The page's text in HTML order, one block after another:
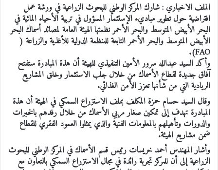
الملف الاخباري : شارك المركز الوطني للبحوث الزراعية في ورشة عمل
افتراضية حول تطوير مباديء الإستثمار المسؤول في تربية الأحياء المائية في
البحر الأبيض المتوسط والبحر الأحمر نظمتها الهيئة العامة لمصائد أسماك البحر
الأبيض المتوسط والبحر الأحمر التابعة للمنظمة الدولية للأغذية والزراعة (
FAO).
وأكد السيد عبدالله سرور الأمين التنفيذي للهيئة أن هذة المبادرة ستفتح
آفاق جديدة لقطاع الأسماك من خلال جلب الاستثمار وخلق المشاريع
الريادية التي من شأنها تعزز الأمن الغذائي.
وقال السيد حسام حمزة المكلف بملف الاستزراع السمكي في الهيئة أن هذة
المبادرة تهدف إلى تمكين صغار مربي الأسماك من خلال رفدهم بالخبرات
والدورات وتأهيلهم بالمعلومات الفنية والذي يمثلوا العمود الفقري للقطاع
ضمن مشاريع الهيئة.
وأشار المهندس أحمد خريسات رئيس قسم الأسماك في المركز الوطني للبحوث
الزراعية إلى أن للمركز تجربة رائدة في مجال الاستزراع السمكي بالتعاون مع